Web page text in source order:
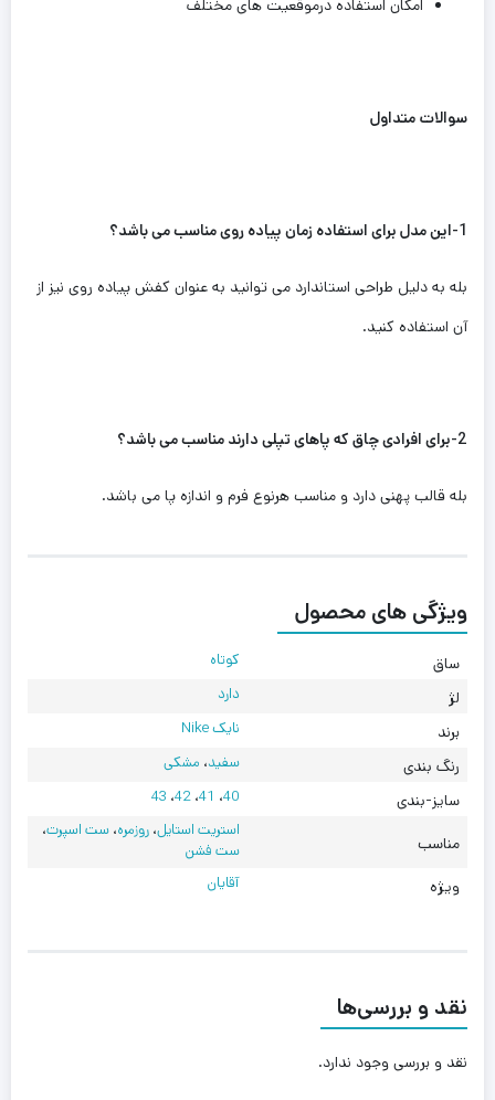
امکان استفاده درموقعیت های مختلف
سوالات متداول
1-این مدل برای استفاده زمان ‌پیاده روی مناسب می باشد؟
بله به دلیل طراحی استاندارد می توانید به عنوان کفش پیاده روی نیز از
آن استفاده کنید.
2-برای افرادی چاق که پاهای تپلی دارند مناسب می باشد؟
بله قالب پهنی دارد و مناسب هرنوع فرم‌ و اندازه پا می باشد.
ویژگی های محصول
ساق کوتاه
لژ دارد
برند نایک Nike
رنگ بندی سفید، مشکی
سایز-بندی 40، 41،42، 43
مناسب
استریت استایل،روزمره،ست اسپرت،
ست فشن
ویژه آقایان
نقد و بررسی‌ها
نقد و بررسی وجود ندارد.